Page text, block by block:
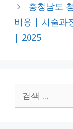
충청남도
비용 | 시술과
| 2025
색: